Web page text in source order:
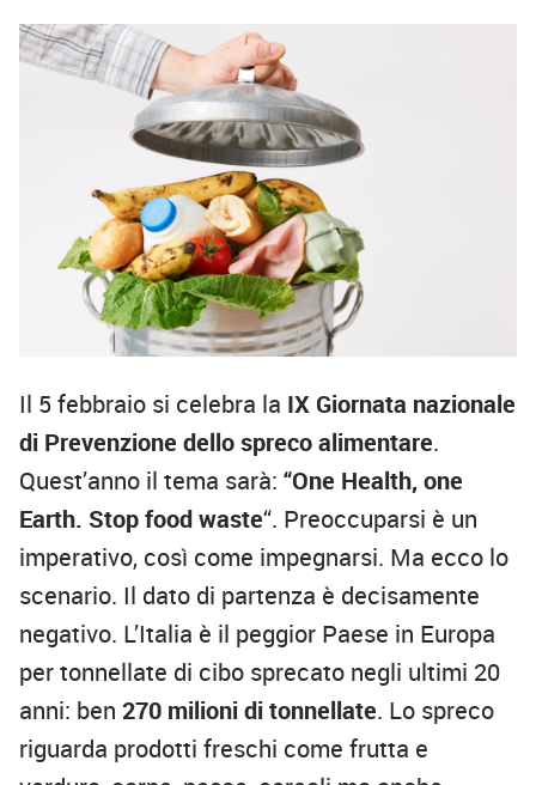
Il 5 febbraio si celebra la IX Giornata nazionale
di Prevenzione dello spreco alimentare.
Quest’anno il tema sarà: “One Health, one
Earth. Stop food waste“. Preoccuparsi è un
imperativo, così come impegnarsi. Ma ecco lo
scenario. Il dato di partenza è decisamente
negativo. L’Italia è il peggior Paese in Europa
per tonnellate di cibo sprecato negli ultimi 20
anni: ben 270 milioni di tonnellate. Lo spreco
riguarda prodotti freschi come frutta e